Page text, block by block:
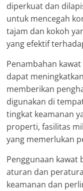
diperkuat dan
untuk mencegah
tajam dan kokoh
yang efektif
Penambahan
dapat
memberikan
digunakan di
tingkat keamanan
properti, fasilitas
yang memerlukan
Penggunaan
aturan dan
keamanan dan